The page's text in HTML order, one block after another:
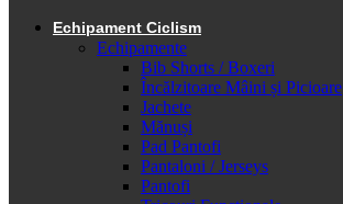
Echipament Ciclism
Echipamente
Bib Shorts / Boxeri
Încălzitoare Mâini și Picioare
Jachete
Mănuși
Pad Pantofi
Pantaloni / Jerseys
Pantofi